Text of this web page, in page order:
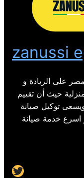
zanussi
على الريادة و
حيث أن تقييم
توكيل صيانة
خدمة صيانة
Twitter